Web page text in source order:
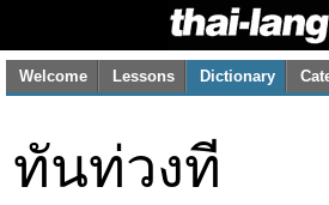
Welcome Lessons Dictionary
ทันท่วงที